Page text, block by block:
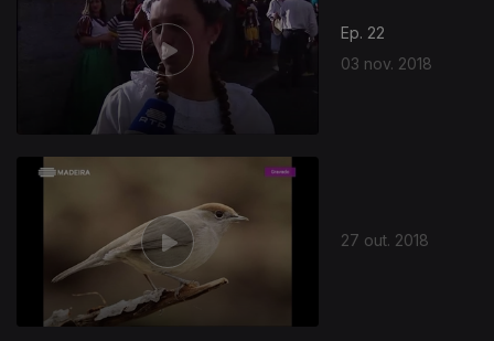
Ep. 22
03 nov. 2018
27 out. 2018